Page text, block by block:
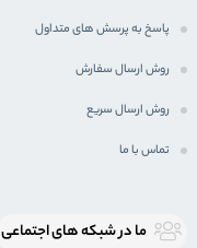
پاسخ به پرسش های متداول
روش ارسال سفارش
روش ارسال سریع
تماس با ما
ما در شبكه های اجتماعی